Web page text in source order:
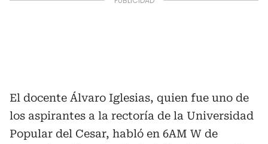
El docente Álvaro Iglesias, quien fue uno de
los aspirantes a la rectoría de la Universidad
Popular del Cesar, habló en 6AM W de